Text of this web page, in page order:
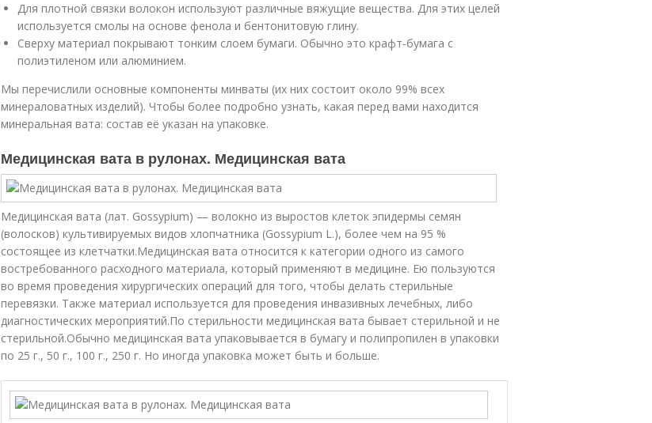
Для плотной связки волокон используют различные вяжущие вещества. Для этих целей
используется смолы на основе фенола и бентонитовую глину.
Сверху материал покрывают тонким слоем бумаги. Обычно это крафт-бумага с
полиэтиленом или алюминием.
Мы перечислили основные компоненты минваты (их них состоит около 99% всех
минераловатных изделий). Чтобы более подробно узнать, какая перед вами находится
минеральная вата: состав её указан на упаковке.
Медицинская вата в рулонах. Медицинская вата
Медицинская вата (лат. Gossypium) — волокно из выростов клеток эпидермы семян
(волосков) культивируемых видов хлопчатника (Gossypium L.), более чем на 95 %
состоящее из клетчатки.Медицинская вата относится к категории одного из самого
востребованного расходного материала, который применяют в медицине. Ею пользуются
во время проведения хирургических операций для того, чтобы делать стерильные
перевязки. Также материал используется для проведения инвазивных лечебных, либо
диагностических мероприятий.По стерильности медицинская вата бывает стерильной и не
стерильной.Обычно медицинская вата упаковывается в бумагу и полипропилен в упаковки
по 25 г., 50 г., 100 г., 250 г. Но иногда упаковка может быть и больше.